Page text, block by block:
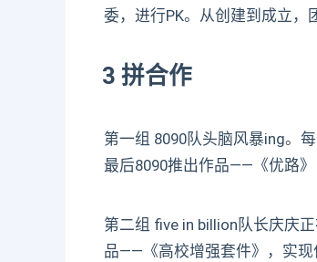
委，进行PK。从创建到成立
3 拼合作
第一组 8090队头脑风暴ing。
最后8090推出作品——《优路》
第二组 five in billion队长庆庆
品——《高校增强套件》，实现